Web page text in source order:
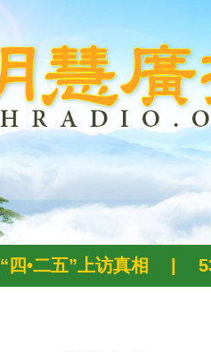
“四•二五”上访真相